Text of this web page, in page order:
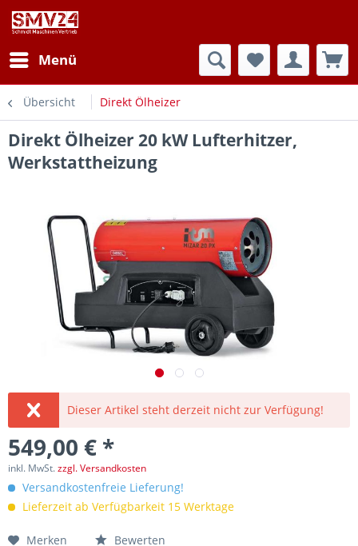
Menü
Übersicht Direkt Ölheizer
Direkt Ölheizer 20 kW Lufterhitzer,
Werkstattheizung
Dieser Artikel steht derzeit nicht zur Verfügung!
549,00 € *
inkl. MwSt.zzgl. Versandkosten
Versandkostenfreie Lieferung!
Lieferzeit ab Verfügbarkeit 15 Werktage
Merken Bewerten